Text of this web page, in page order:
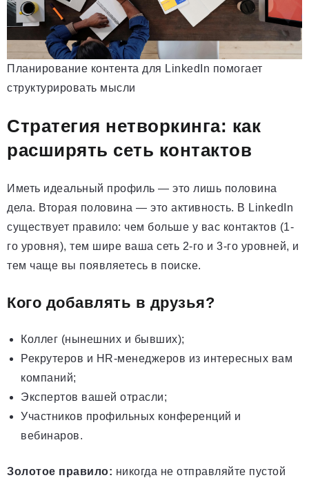
Планирование контента для LinkedIn помогает
структурировать мысли
Стратегия нетворкинга: как
расширять сеть контактов
Иметь идеальный профиль — это лишь половина
дела. Вторая половина — это активность. В LinkedIn
существует правило: чем больше у вас контактов (1-
го уровня), тем шире ваша сеть 2-го и 3-го уровней, и
тем чаще вы появляетесь в поиске.
Кого добавлять в друзья?
Коллег (нынешних и бывших);
Рекрутеров и HR-менеджеров из интересных вам
компаний;
Экспертов вашей отрасли;
Участников профильных конференций и
вебинаров.
Золотое правило: никогда не отправляйте пустой